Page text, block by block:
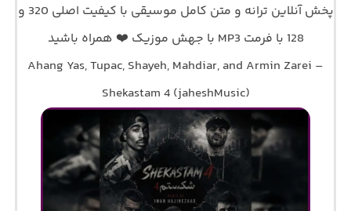
پخش آنلاین ترانه و متن کامل موسیقی با کیفیت اصلی 320 و
128 با فرمت MP3 با جهش موزیک ❤️ همراه باشید
Ahang Yas, Tupac, Shayeh, Mahdiar, and Armin Zarei –
Shekastam 4 (jaheshMusic)